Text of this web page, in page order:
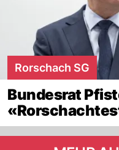
Rorschach SG
Bundesrat